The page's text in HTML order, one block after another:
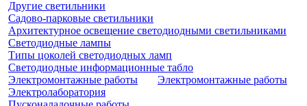
Другие светильники
Садово-парковые светильники
Архитектурное освещение светодиодными светильниками
Светодиодные лампы
Типы цоколей светодиодных ламп
Светодиодные информационные табло
Электромонтажные работы
Электромонтажные работы
Электролаборатория